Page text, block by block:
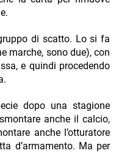
di scatto. Lo si fa
marche, sono due), con
e quindi procedendo
dopo una stagione
anche il calcio,
anche l’otturatore
d’armamento. Ma per